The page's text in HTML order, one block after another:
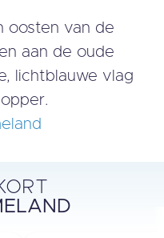
oosten van de
aan de oude
lichtblauwe vlag